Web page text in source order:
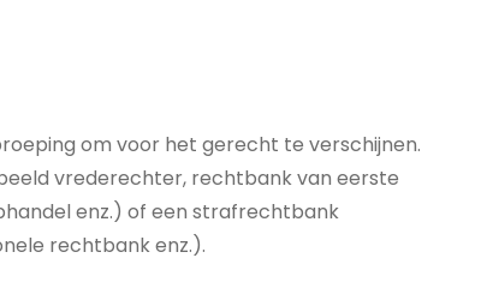
om voor het gerecht te verschijnen.
vrederechter, rechtbank van eerste
enz.) of een strafrechtbank
rechtbank enz.).